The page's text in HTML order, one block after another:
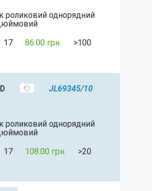
роликовий однорядний
17 86.00 грн. >100
JL69345/10
роликовий однорядний
17 108.00 грн. >20